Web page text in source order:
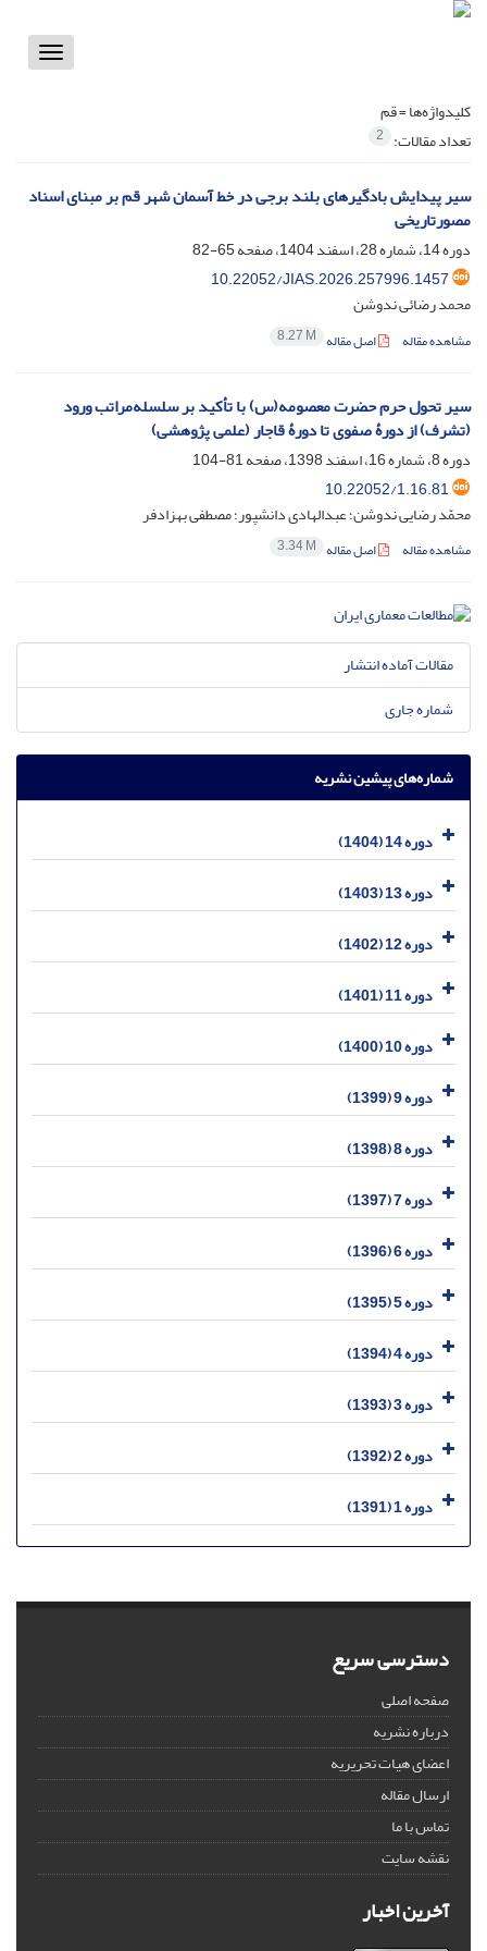
Toggle
کلیدواژه‌ها =قم
تعداد مقالات: 2
سیر پیدایش بادگیرهای بلند برجی در خط آسمان شهر قم بر مبنای اسناد
مصورتاریخی
دوره 14، شماره 28، اسفند 1404، صفحه
65-82
10.22052/JIAS.2026.257996.1457
محمد رضائی ندوشن
مشاهده مقاله اصل مقاله 8.27 M
سیر تحول حرم حضرت معصومه(س) با تأکید بر سلسله‌مراتب ورود
(تشرف) از دورۀ صفوی تا دورۀ قاجار (علمی پژوهشی)
دوره 8، شماره 16، اسفند 1398، صفحه
81-104
10.22052/1.16.81
محمّد رضایی ‌ندوشن؛ عبدالهادی دانشپور؛ مصطفی بهزادفر
مشاهده مقاله اصل مقاله 3.34 M
مقالات آماده انتشار
شماره جاری
شماره‌های پیشین نشریه
دوره 14 (1404)
دوره 13 (1403)
دوره 12 (1402)
دوره 11 (1401)
دوره 10 (1400)
دوره 9 (1399)
دوره 8 (1398)
دوره 7 (1397)
دوره 6 (1396)
دوره 5 (1395)
دوره 4 (1394)
دوره 3 (1393)
دوره 2 (1392)
دوره 1 (1391)
دسترسی سریع
صفحه اصلی
درباره نشریه
اعضای هیات تحریریه
ارسال مقاله
تماس با ما
نقشه سایت
آخرین اخبار